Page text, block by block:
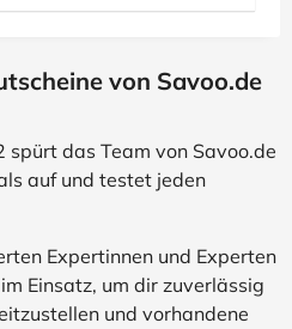
von Savoo.de
spürt das Team von Savoo.de
auf und testet jeden
Expertinnen und Experten
Einsatz, um dir zuverlässig
und vorhandene